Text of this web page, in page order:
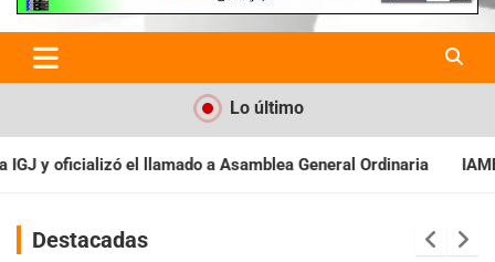
Argentina
Lo último
General Ordinaria IAME SERIES ARGENTINA:
Destacadas